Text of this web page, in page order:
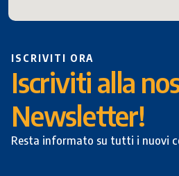
ISCRIVITI ORA
Iscriviti alla
Newsletter!
Resta informato su tutti i nuovi